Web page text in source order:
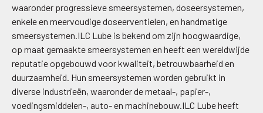
waaronder progressieve smeersystemen, doseersystemen,
enkele en meervoudige doseerventielen, en handmatige
smeersystemen.ILC Lube is bekend om zijn hoogwaardige,
op maat gemaakte smeersystemen en heeft een wereldwijde
reputatie opgebouwd voor kwaliteit, betrouwbaarheid en
duurzaamheid. Hun smeersystemen worden gebruikt in
diverse industrieën, waaronder de metaal-, papier-,
voedingsmiddelen-, auto- en machinebouw.ILC Lube heeft